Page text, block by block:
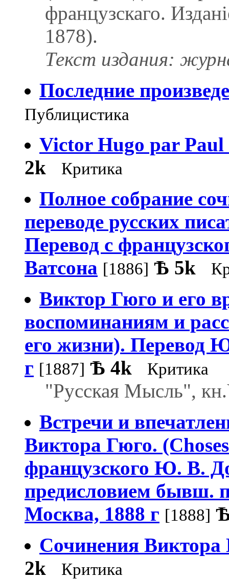
французскаго.
1878).
Текст издания:
Последние
Публицистика
Victor Hugo par Paul
2k
Критика
Полное собрание
переводе русских
Перевод с
Ватсона [1886] Ѣ 5k
Виктор Гюго и его
воспоминаниям и
его жизни). Перевод
г [1887] Ѣ 4k Критика
"Русская Мысль",
Встречи и
Виктора Гюго.
французского Ю. В.
предисловием бывш.
Москва, 1888 г [1888]
Сочинения Виктора
2k
Критика